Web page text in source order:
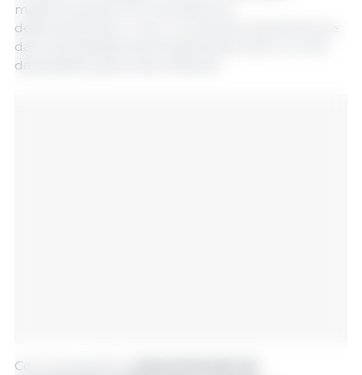
maduros quanto em mercados em
desenvolvimento, o foco no aumento da eficiência e
da produtividade será fundamental, tanto no nível
das granjas quanto das indústrias.
Com a projeção de